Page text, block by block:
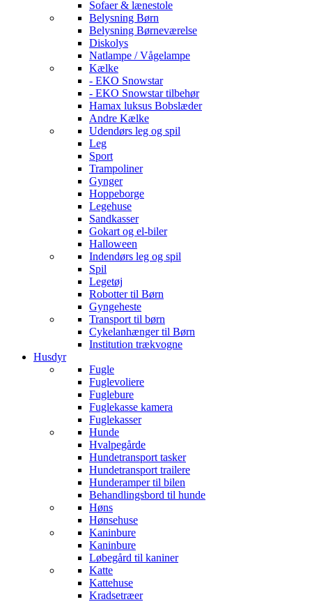
Sofaer & lænestole
Belysning Børn
Belysning Børneværelse
Diskolys
Natlampe / Vågelampe
Kælke
- EKO Snowstar
- EKO Snowstar tilbehør
Hamax luksus Bobslæder
Andre Kælke
Udendørs leg og spil
Leg
Sport
Trampoliner
Gynger
Hoppeborge
Legehuse
Sandkasser
Gokart og el-biler
Halloween
Indendørs leg og spil
Spil
Legetøj
Robotter til Børn
Gyngeheste
Transport til børn
Cykelanhænger til Børn
Institution trækvogne
Husdyr
Fugle
Fuglevoliere
Fuglebure
Fuglekasse kamera
Fuglekasser
Hunde
Hvalpegårde
Hundetransport tasker
Hundetransport trailere
Hunderamper til bilen
Behandlingsbord til hunde
Høns
Hønsehuse
Kaninbure
Kaninbure
Løbegård til kaniner
Katte
Kattehuse
Kradsetræer